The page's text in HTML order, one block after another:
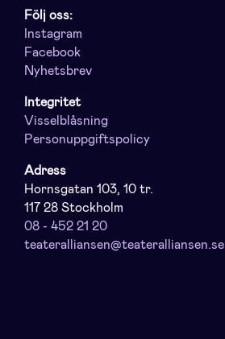
Följ oss:
Instagram
Facebook
Nyhetsbrev
Integritet
Visselblåsning
Personuppgiftspolicy
Adress
Hornsgatan 103, 10 tr.
117 28 Stockholm
08 - 452 21 20
teateralliansen@teateralliansen.se